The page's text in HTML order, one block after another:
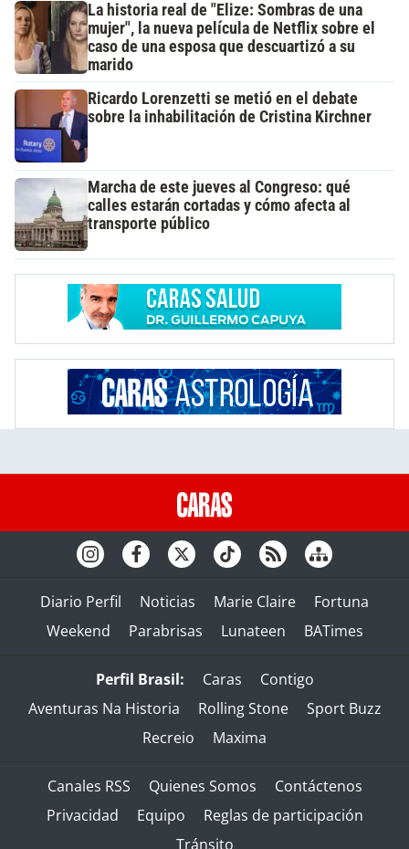
La historia real de "Elize: Sombras de una
mujer", la nueva película de Netflix sobre el
caso de una esposa que descuartizó a su
marido
Ricardo Lorenzetti se metió en el debate
sobre la inhabilitación de Cristina Kirchner
Marcha de este jueves al Congreso: qué
calles estarán cortadas y cómo afecta al
transporte público
Diario Perfil Noticias Marie Claire
Fortuna
Weekend
Parabrisas Lunateen BATimes
Perfil Brasil: Caras
Contigo
Aventuras Na Historia
Rolling Stone
Sport Buzz
Recreio
Maxima
Canales RSS Quienes Somos
Contáctenos
Privacidad
Equipo
Reglas de participación
Tránsito